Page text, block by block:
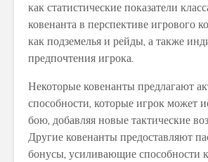
как статистические показатели
ковенанта в перспективе игрового
как подземелья и рейды, а также
предпочтения игрока.
Некоторые ковенанты предлагают
способности, которые игрок может
бою, добавляя новые тактические
Другие ковенанты предоставляют
бонусы, усиливающие способности